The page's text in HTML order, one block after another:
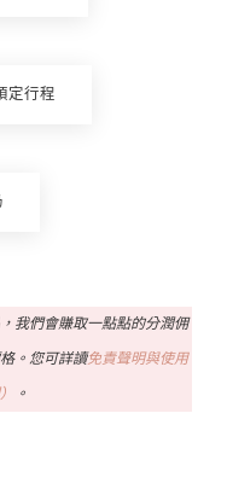
定行程
我們會賺取一點點的分潤佣
。您可詳讀免責聲明與使用
。